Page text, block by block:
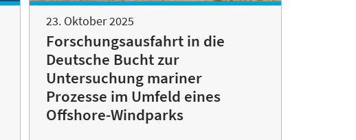
23. Oktober 2025
Forschungsausfahrt in die
Deutsche Bucht zur
Untersuchung mariner
Prozesse im Umfeld eines
Offshore-Windparks